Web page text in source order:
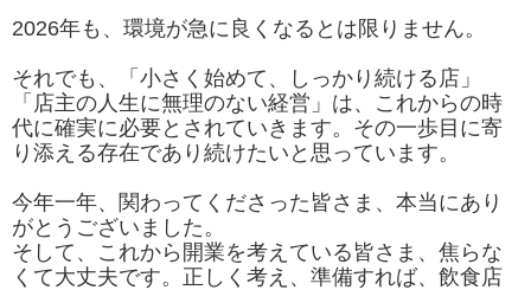
2026年も、環境が急に良くなるとは限りません。
それでも、「小さく始めて、しっかり続ける店」
「店主の人生に無理のない経営」は、これからの時
代に確実に必要とされていきます。その一歩目に寄
り添える存在であり続けたいと思っています。
今年一年、関わってくださった皆さま、本当にあり
がとうございました。
そして、これから開業を考えている皆さま、焦らな
くて大丈夫です。正しく考え、準備すれば、飲食店